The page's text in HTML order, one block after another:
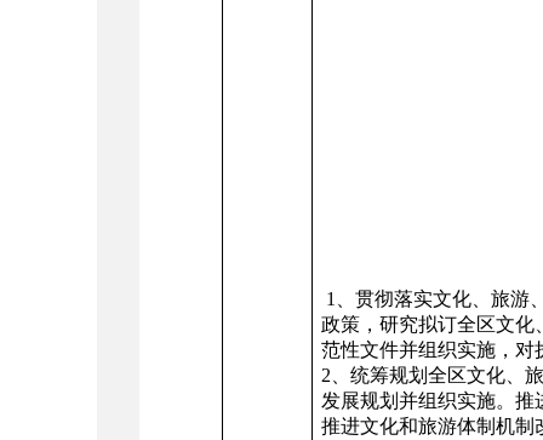
1、贯彻落实文化、旅游
政策，研究拟订全区文化
范性文件并组织实施，对
2、统筹规划全区文化、
发展规划并组织实施。
推进文化和旅游体制机制